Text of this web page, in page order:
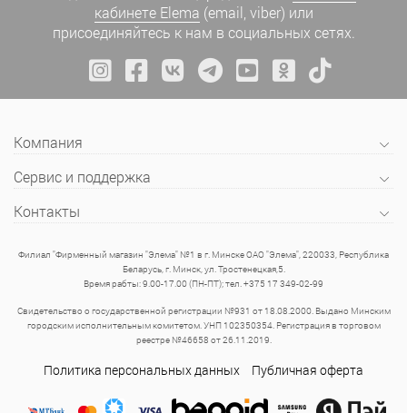
кабинете Elema (email, viber) или
присоединяйтесь к нам в социальных сетях.
Компания
Сервис и поддержка
Контакты
Филиал "Фирменный магазин "Элема" №1 в г. Минске ОАО "Элема", 220033, Республика
Беларусь, г. Минск, ул. Тростенецкая,5.
Время рабты: 9.00-17.00 (ПН-ПТ); тел. +375 17 349-02-99
Свидетельство о государственной регистрации №931 от 18.08.2000. Выдано Минским
городским исполнительным комитетом. УНП 102350354. Регистрация в торговом
реестре №46658 от 26.11.2019.
Политика персональных данных Публичная оферта